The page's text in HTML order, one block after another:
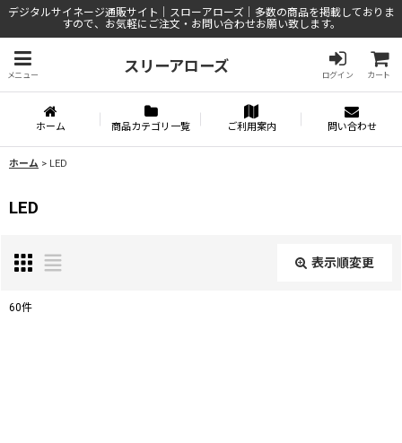
デジタルサイネージ通販サイト｜スローアローズ｜多数の商品を掲載しておりま
すので、お気軽にご注文・お問い合わせお願い致します。
メニュー
スリーアローズ
ログイン カート
ホーム 商品カテゴリ一覧 ご利用案内 問い合わせ
ホーム > LED
LED
表示順変更
60件